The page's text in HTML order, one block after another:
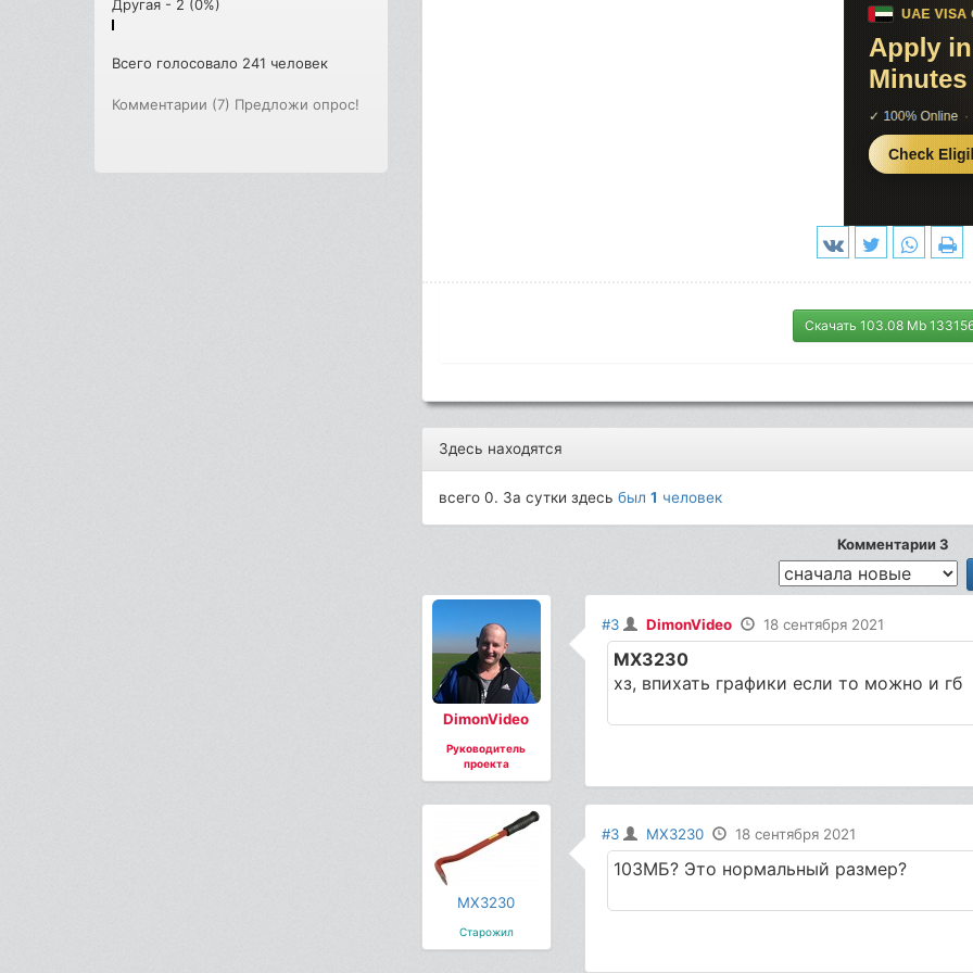
Другая - 2 (0%)
Всего голосовало 241 человек
Комментарии (7) Предложи опрос!
Скачать 103.08 Mb
Здесь находятся
всего 0. За сутки здесьбыл1 человек
Комментарии 3
DimonVideo
Руководитель
проекта
#3 DimonVideo 18 сентября 2021
MX3230
хз, впихать графики если то можно и гб
MX3230
Старожил
#3 MX3230 18 сентября 2021
103МБ? Это нормальный размер?